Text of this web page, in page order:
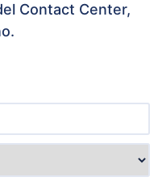
Contact Center,